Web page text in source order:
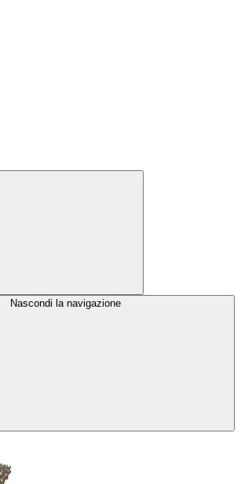
Nascondi la navigazione